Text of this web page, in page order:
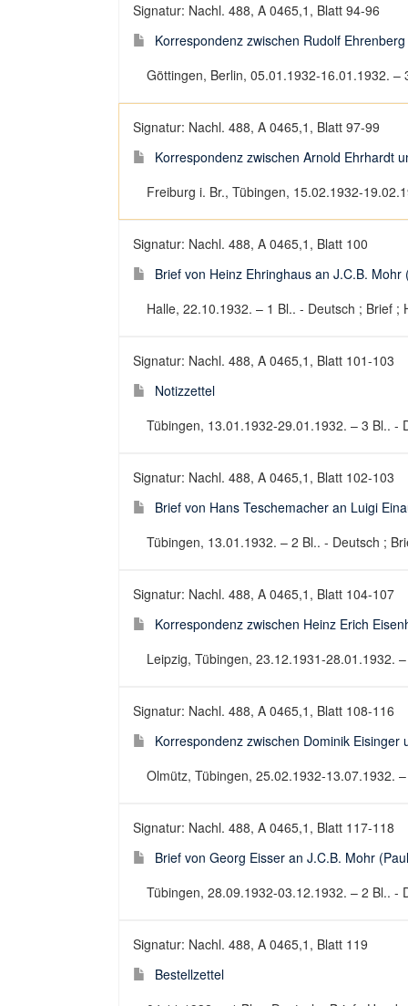
Signatur: Nachl. 488, A 0465,1, Blatt 94-96
Korrespondenz zwischen Rudolf
Göttingen, Berlin, 05.01.1932-16.01.1932.
Signatur: Nachl. 488, A 0465,1, Blatt 97-99
Korrespondenz zwischen Arnold Ehrhardt
Freiburg i. Br., Tübingen, 15.02.1932-
Signatur: Nachl. 488, A 0465,1, Blatt 100
Brief von Heinz Ehringhaus an J.C.B.
Halle, 22.10.1932. – 1 Bl.. - Deutsch ; Brief ;
Signatur: Nachl. 488, A 0465,1, Blatt 101-103
Notizzettel
Tübingen, 13.01.1932-29.01.1932. – 3 Bl.. -
Signatur: Nachl. 488, A 0465,1, Blatt 102-103
Brief von Hans Teschemacher an Luigi
Tübingen, 13.01.1932. – 2 Bl.. - Deutsch ;
Signatur: Nachl. 488, A 0465,1, Blatt 104-107
Korrespondenz zwischen Heinz Erich
Leipzig, Tübingen, 23.12.1931-28.01.1932.
Signatur: Nachl. 488, A 0465,1, Blatt 108-116
Korrespondenz zwischen Dominik
Olmütz, Tübingen, 25.02.1932-13.07.1932.
Signatur: Nachl. 488, A 0465,1, Blatt 117-118
Brief von Georg Eisser an J.C.B. Mohr
Tübingen, 28.09.1932-03.12.1932. – 2 Bl.. -
Signatur: Nachl. 488, A 0465,1, Blatt 119
Bestellzettel